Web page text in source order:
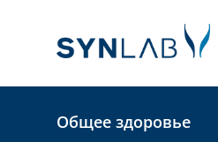
Общее здоровье